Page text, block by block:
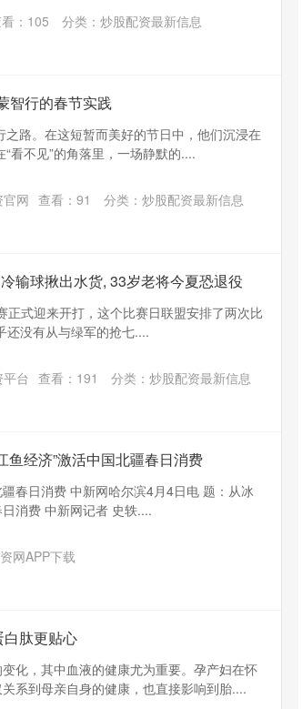
： 105 分类： 炒股配资最新信息
智行的春节实践
路。在这短暂而美好的节日中，他们沉浸在
看不见”的角落里，一场静默的....
网 查看： 91 分类： 炒股配资最新信息
输球揪出水货, 33岁老将今夏恐退役
式迎来开打，这个比赛日联盟安排了两次比
还没有从与绿军的抢七....
台 查看： 191 分类： 炒股配资最新信息
鱼经济”激活中国北疆春日消费
春日消费 中新网哈尔滨4月4日电 题：从冰
消费 中新网记者 史轶....
网APP下载
肽更贴心
化，其中血液的健康尤为重要。孕产妇在怀
系到母亲自身的健康，也直接影响到胎....
深300 4694.44 43.13